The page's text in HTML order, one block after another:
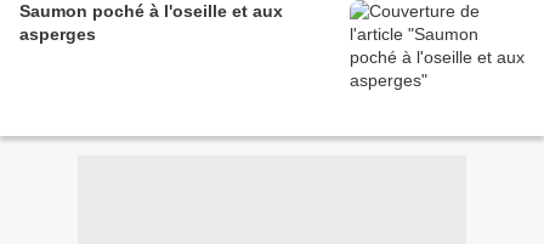
Saumon poché à l'oseille et aux
asperges